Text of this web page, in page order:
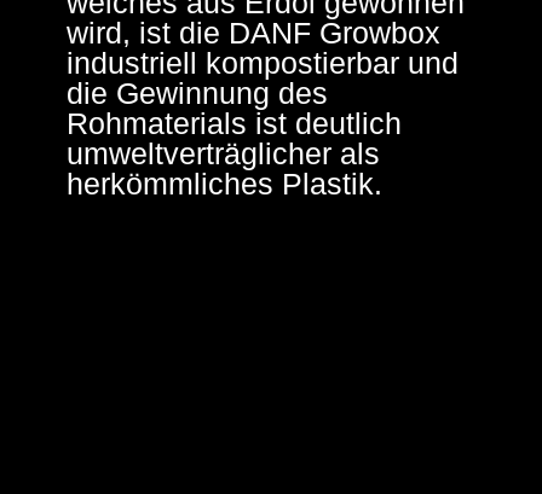
wird, ist die DANF Growbox
industriell kompostierbar und
die Gewinnung des
Rohmaterials ist deutlich
umweltverträglicher als
herkömmliches Plastik.